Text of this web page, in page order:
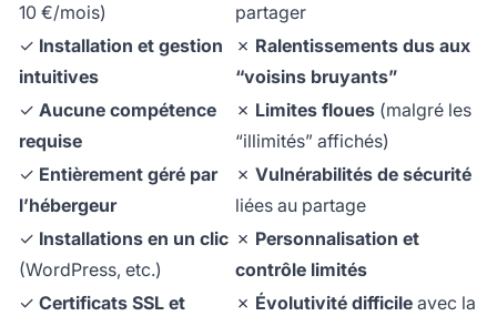
10 €/mois)
partager
✓ Installation et gestion
intuitives
✗ Ralentissements dus aux
“voisins bruyants”
✓ Aucune compétence
requise
✗ Limites floues (malgré les
“illimités” affichés)
✓ Entièrement géré par
l’hébergeur
✗ Vulnérabilités de sécurité
liées au partage
✓ Installations en un clic
(WordPress, etc.)
✗ Personnalisation et
contrôle limités
✓ Certificats SSL et
✗ Évolutivité difficile avec la